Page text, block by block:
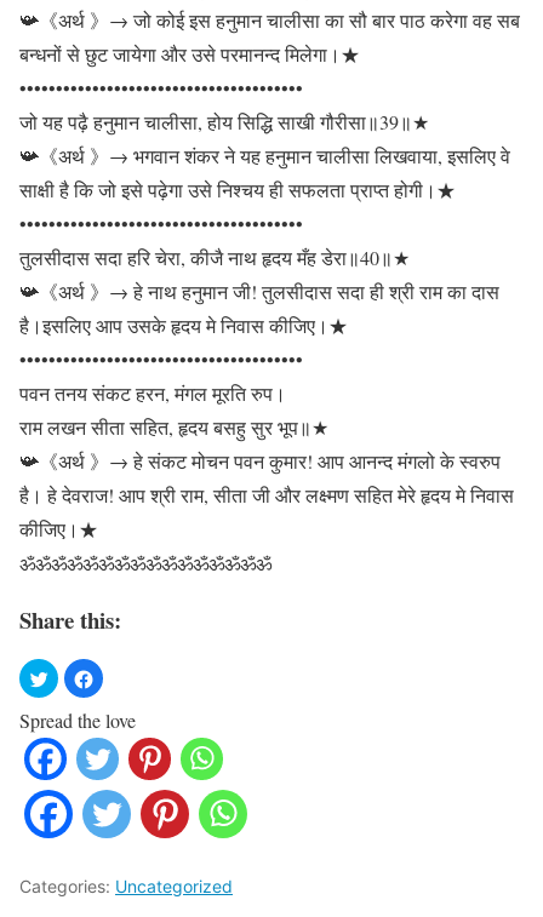
📯《अर्थ 》→ जो कोई इस हनुमान चालीसा का सौ बार पाठ करेगा वह सब
बन्धनों से छुट जायेगा और उसे परमानन्द मिलेगा।★
•••••••••••••••••••••••••••••••••••••••
जो यह पढ़ै हनुमान चालीसा, होय सिद्धि साखी गौरीसा॥39॥★
📯《अर्थ 》→ भगवान शंकर ने यह हनुमान चालीसा लिखवाया, इसलिए वे
साक्षी है कि जो इसे पढ़ेगा उसे निश्चय ही सफलता प्राप्त होगी।★
•••••••••••••••••••••••••••••••••••••••
तुलसीदास सदा हरि चेरा, कीजै नाथ हृदय मँह डेरा॥40॥★
📯《अर्थ 》→ हे नाथ हनुमान जी! तुलसीदास सदा ही श्री राम का दास
है।इसलिए आप उसके हृदय मे निवास कीजिए।★
•••••••••••••••••••••••••••••••••••••••
पवन तनय संकट हरन, मंगल मूरति रुप।
राम लखन सीता सहित, हृदय बसहु सुर भूप॥★
📯《अर्थ 》→ हे संकट मोचन पवन कुमार! आप आनन्द मंगलो के स्वरुप
है। हे देवराज! आप श्री राम, सीता जी और लक्ष्मण सहित मेरे हृदय मे निवास
कीजिए।★
ॐॐॐॐॐॐॐॐॐॐॐॐॐॐॐॐ
Share this:
Spread the love
Categories: Uncategorized